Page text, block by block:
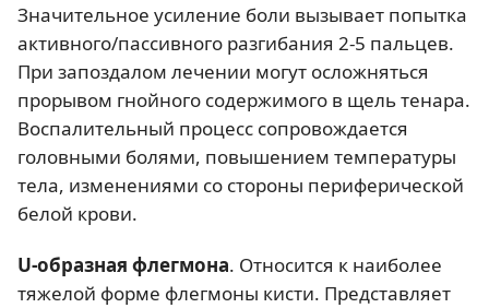
Значительное усиление боли вызывает попытка
активного/пассивного разгибания 2-5 пальцев.
При запоздалом лечении могут осложняться
прорывом гнойного содержимого в щель тенара.
Воспалительный процесс сопровождается
головными болями, повышением температуры
тела, изменениями со стороны периферической
белой крови.
U-образная флегмона. Относится к наиболее
тяжелой форме флегмоны кисти. Представляет